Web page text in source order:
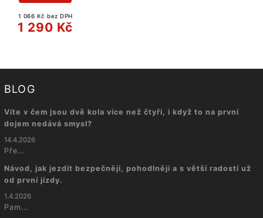
1 066 Kč bez DPH
1 290 Kč
BLOG
Víte v čem jsou dvě kola více než čtyři, i když to na první
dojem nedává smysl?
14.4.2026
Pře...
Návod, jak jezdit bezpečněji, pohodlněji a s větší radostí už
od první jízdy.
1.4.2026
Pam...